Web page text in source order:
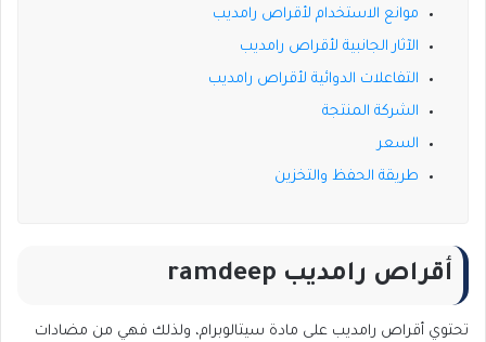
موانع الاستخدام لأقراص رامديب
الآثار الجانبية لأقراص رامديب
التفاعلات الدوائية لأقراص رامديب
الشركة المنتجة
السعر
طريقة الحفظ والتخزين
أقراص رامديب ramdeep
تحتوي أقراص رامديب على مادة سيتالوبرام، ولذلك فهي من مضادات